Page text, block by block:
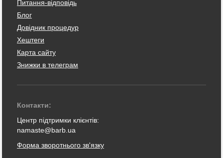
Питання-відповідь
Блог
Довідник процедур
Хештеги
Карта сайту
Знижки в телеграм
Контакти:
Центр підтримки клієнтів:
namaste@barb.ua
Форма зворотнього зв'язку